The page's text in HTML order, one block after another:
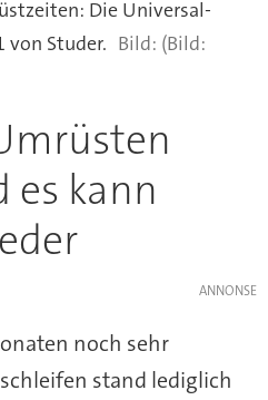
Die Universal-
von Studer.
(Bild:
kann
noch sehr
stand lediglich